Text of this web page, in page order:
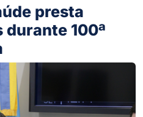
presta
100ª